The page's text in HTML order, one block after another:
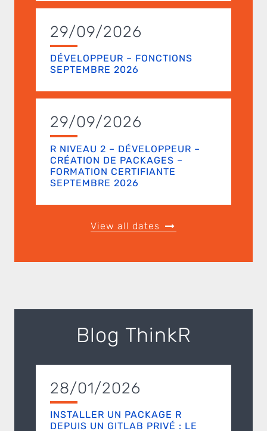
29/09/2026
DÉVELOPPEUR – FONCTIONS
SEPTEMBRE 2026
29/09/2026
R NIVEAU 2 – DÉVELOPPEUR –
CRÉATION DE PACKAGES –
FORMATION CERTIFIANTE
SEPTEMBRE 2026
View all dates
Blog ThinkR
28/01/2026
INSTALLER UN PACKAGE R
DEPUIS UN GITLAB PRIVÉ : LE